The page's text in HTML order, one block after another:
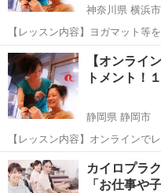
神奈川県 横浜市
【レッスン内容】ヨガマット等
す。レッスンは学科と実技を行
を脱がずそのまま行います。お
いくテクニックと、ヨガの要素
神奈川 横浜市 マッサージ
【オンライ
トメント！
静岡県 静岡市
【レッスン内容】オンラインで
OKです！ヨガマット等を床に引
スンは学科と実技を行い、体感
そのまま行います。お客様へ圧
静岡 静岡市 整体
カイロプラ
「お仕事や